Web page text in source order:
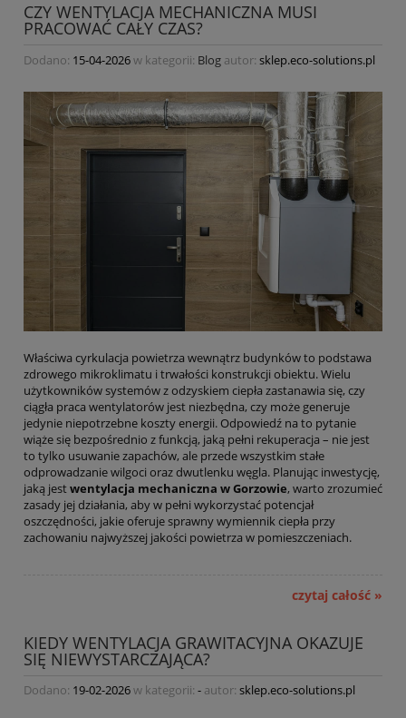
CZY WENTYLACJA MECHANICZNA MUSI
PRACOWAĆ CAŁY CZAS?
Dodano: 15-04-2026w kategorii: Blog autor: sklep.eco-solutions.pl
Właściwa cyrkulacja powietrza wewnątrz budynków to podstawa
zdrowego mikroklimatu i trwałości konstrukcji obiektu. Wielu
użytkowników systemów z odzyskiem ciepła zastanawia się, czy
ciągła praca wentylatorów jest niezbędna, czy może generuje
jedynie niepotrzebne koszty energii. Odpowiedź na to pytanie
wiąże się bezpośrednio z funkcją, jaką pełni rekuperacja – nie jest
to tylko usuwanie zapachów, ale przede wszystkim stałe
odprowadzanie wilgoci oraz dwutlenku węgla. Planując inwestycję,
jaką jestwentylacja mechaniczna w Gorzowie, warto zrozumieć
zasady jej działania, aby w pełni wykorzystać potencjał
oszczędności, jakie oferuje sprawny wymiennik ciepła przy
zachowaniu najwyższej jakości powietrza w pomieszczeniach.
czytaj całość »
KIEDY WENTYLACJA GRAWITACYJNA OKAZUJE
SIĘ NIEWYSTARCZAJĄCA?
Dodano: 19-02-2026w kategorii: - autor: sklep.eco-solutions.pl